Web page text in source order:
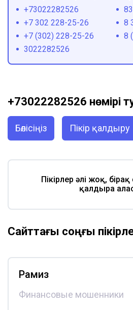
+73022282526
+7 302 228-25-26
8
+7 (302) 228-25-26
8
3022282526
+73022282526 нөмірі
Бөлісіңіз Пікір қалдыру
Пікірлер әлі жоқ, бірақ
қалдыра
Сайттағы соңғы
Рамиз
Финансовые мошенники